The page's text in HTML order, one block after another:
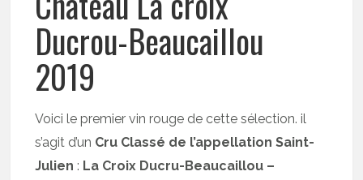
Ducrou-Beaucaillou
2019
Voici le premier vin rouge de cette sélection. il
s’agit d’un Cru Classé de l’appellation Saint-
Julien : La Croix Ducru-Beaucaillou –